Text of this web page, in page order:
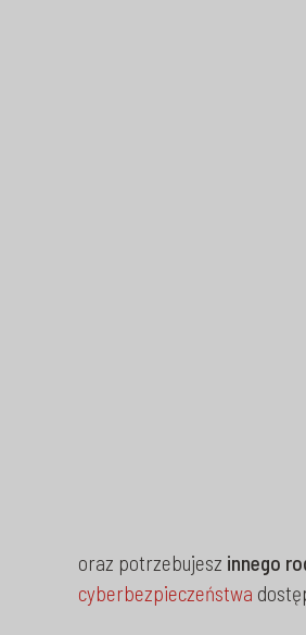
oraz potrzebujesz innego
cyberbezpieczeństwa